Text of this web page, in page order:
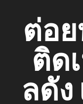
contentต่อย
ติด
ลดัง